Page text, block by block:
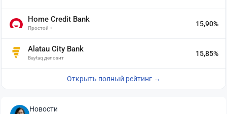
Home Credit Bank
Простой +
15,90%
Alatau City Bank
Baytaq депозит
15,85%
Открыть полный рейтинг →
Новости